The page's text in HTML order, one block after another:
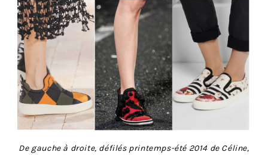
De gauche à droite, défilés printemps-été 2014 de Céline,